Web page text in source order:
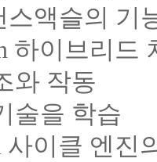
액슬의 기
하이브리드
와 작동
술을 학습
이클 엔진